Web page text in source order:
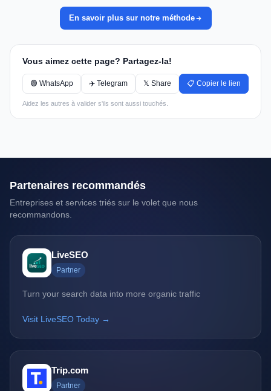
En savoir plus sur notre méthode
Vous aimez cette page? Partagez-la!
🟢 WhatsApp ✈️ Telegram 𝕏 Share 📋 Copier le lien
Aidez les autres à valider s'ils sont aussi touchés.
Partenaires recommandés
Entreprises et services triés sur le volet que nous
recommandons.
LiveSEO
Partner
Turn your search data into more organic traffic
Visit LiveSEO Today →
Trip.com
Partner